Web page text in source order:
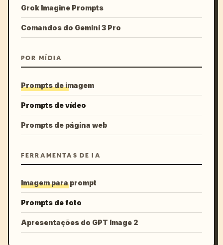
Grok Imagine Prompts
Comandos do Gemini 3 Pro
POR MÍDIA
Prompts de imagem
Prompts de vídeo
Prompts de página web
FERRAMENTAS DE IA
Imagem para prompt
Prompts de foto
Apresentações do GPT Image 2